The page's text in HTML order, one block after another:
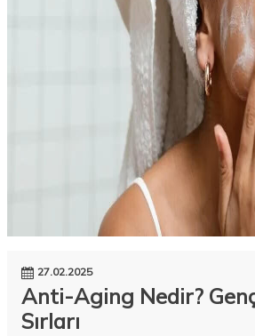
27.02.2025
Anti-Aging Nedir?
Sırları